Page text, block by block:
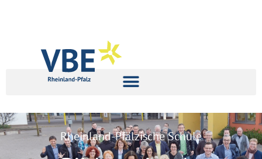
Rheinland-Pfälzische Schule